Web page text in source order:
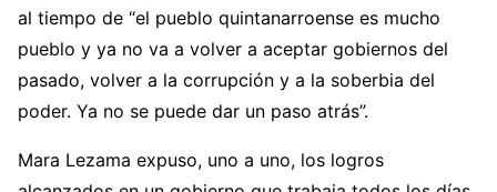
al tiempo de “el pueblo quintanarroense es mucho
pueblo y ya no va a volver a aceptar gobiernos del
pasado, volver a la corrupción y a la soberbia del
poder. Ya no se puede dar un paso atrás”.
Mara Lezama expuso, uno a uno, los logros